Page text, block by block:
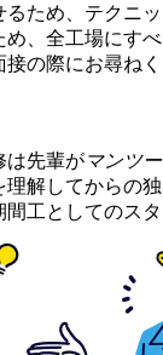
ため、テクニッ
、全工場にす
の際にお尋ねく
は先輩がマンツ
理解してからの
工としてのスタ